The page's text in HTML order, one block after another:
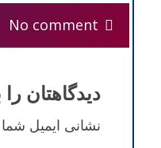
No comment
دیدگاهتان
نشانی ایمیل